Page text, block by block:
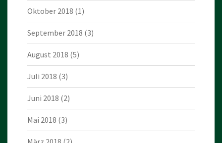
Oktober 2018 (1)
September 2018 (3)
August 2018 (5)
Juli 2018 (3)
Juni 2018 (2)
Mai 2018 (3)